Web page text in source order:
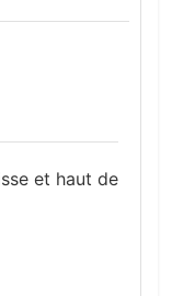
et haut de